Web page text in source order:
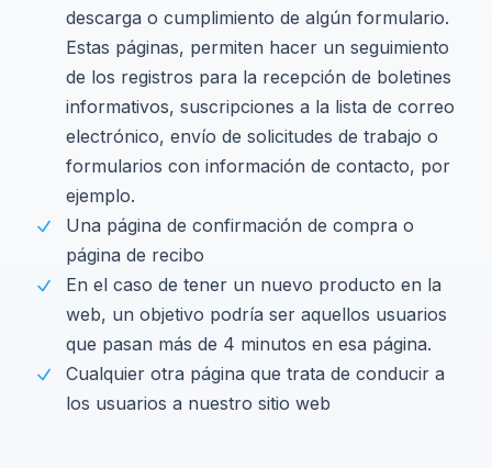
descarga o cumplimiento de algún formulario.
Estas páginas, permiten hacer un seguimiento
de los registros para la recepción de boletines
informativos, suscripciones a la lista de correo
electrónico, envío de solicitudes de trabajo o
formularios con información de contacto, por
ejemplo.
Una página de confirmación de compra o
página de recibo
En el caso de tener un nuevo producto en la
web, un objetivo podría ser aquellos usuarios
que pasan más de 4 minutos en esa página.
Cualquier otra página que trata de conducir a
los usuarios a nuestro sitio web